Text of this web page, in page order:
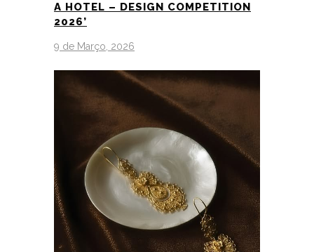
A HOTEL – DESIGN COMPETITION
2026’
9 de Março, 2026